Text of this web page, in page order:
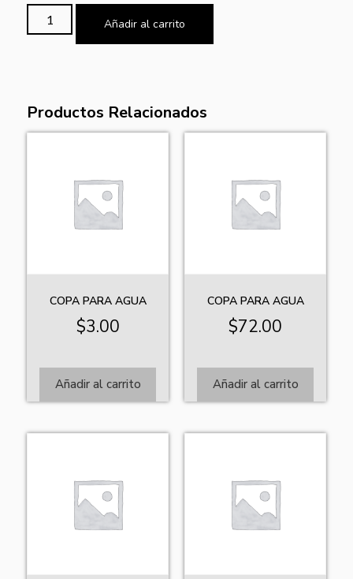
Añadir al carrito
Productos Relacionados
COPA PARA AGUA
$3.00
Añadir al carrito
COPA PARA AGUA
$72.00
Añadir al carrito